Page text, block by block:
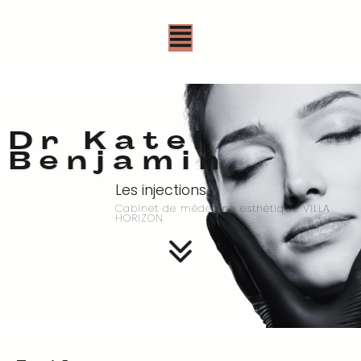
Dr Katel
Benjamin
Les injections
Cabinet de médecine esthétique VILLA
HORIZON